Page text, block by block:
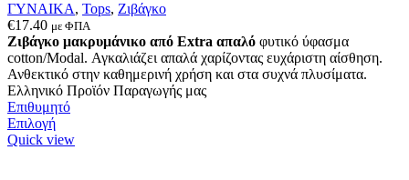
ΓΥΝΑΙΚΑ, Tops, Ζιβάγκο
€17.40 με ΦΠΑ
Ζιβάγκο μακρυμάνικο από Extra απαλό φυτικό ύφασμα
cotton/Modal. Αγκαλιάζει απαλά χαρίζοντας ευχάριστη αίσθηση.
Ανθεκτικό στην καθημερινή χρήση και στα συχνά πλυσίματα.
Ελληνικό Προϊόν Παραγωγής μας
Επιθυμητό
ΕπιλογήΑυτό
το
Quick view